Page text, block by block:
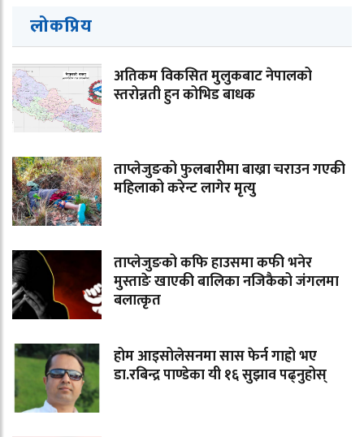
लोकप्रिय
अतिकम विकसित मुलुकबाट नेपालको
स्तरोन्नती हुन कोभिड बाधक
ताप्लेजुङको फुलबारीमा बाख्रा चराउन गएकी
महिलाको करेन्ट लागेर मृत्यु
ताप्लेजुङको कफि हाउसमा कफी भनेर
मुस्ताङे खाएकी बालिका नजिकैको जंगलमा
बलात्कृत
होम आइसोलेसनमा सास फेर्न गाह्रो भए
डा.रबिन्द्र पाण्डेका यी १६ सुझाव पढ्नुहोस्